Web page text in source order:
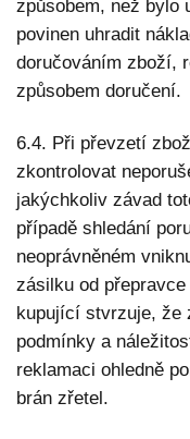
způsobem, než bylo
povinen uhradit
doručováním zboží,
způsobem doručení.
6.4. Při převzetí
zkontrolovat
jakýchkoliv závad
případě shledání
neoprávněném
zásilku od
kupující stvrzuje, že
podmínky a
reklamaci ohledně
brán zřetel.